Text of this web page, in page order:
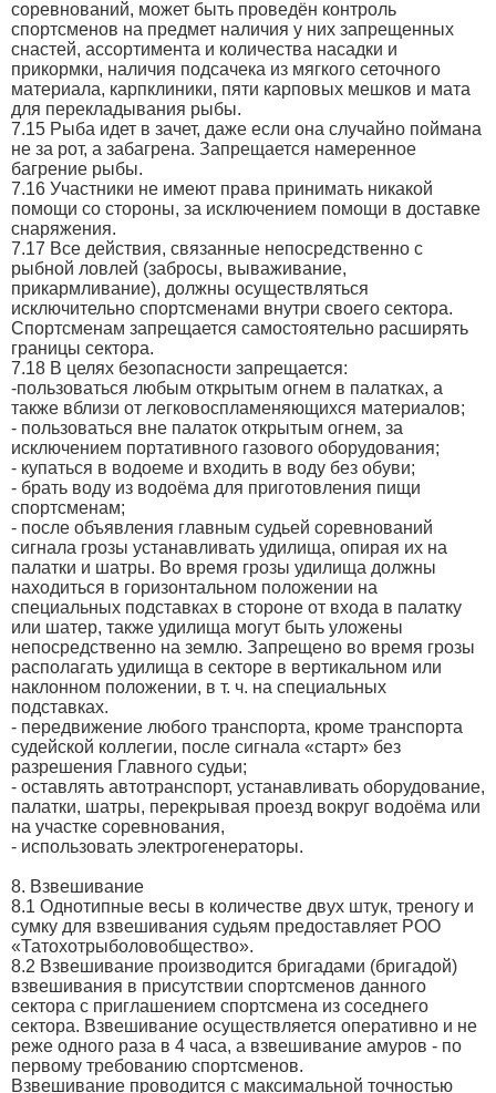
соревнований, может быть проведён контроль
спортсменов на предмет наличия у них запрещенных
снастей, ассортимента и количества насадки и
прикормки, наличия подсачека из мягкого сеточного
материала, карпклиники, пяти карповых мешков и мата
для перекладывания рыбы.
7.15 Рыба идет в зачет, даже если она случайно поймана
не за рот, а забагрена. Запрещается намеренное
багрение рыбы.
7.16 Участники не имеют права принимать никакой
помощи со стороны, за исключением помощи в доставке
снаряжения.
7.17 Все действия, связанные непосредственно с
рыбной ловлей (забросы, вываживание,
прикармливание), должны осуществляться
исключительно спортсменами внутри своего сектора.
Спортсменам запрещается самостоятельно расширять
границы сектора.
7.18 В целях безопасности запрещается:
-пользоваться любым открытым огнем в палатках, а
также вблизи от легковоспламеняющихся материалов;
- пользоваться вне палаток открытым огнем, за
исключением портативного газового оборудования;
- купаться в водоеме и входить в воду без обуви;
- брать воду из водоёма для приготовления пищи
спортсменам;
- после объявления главным судьей соревнований
сигнала грозы устанавливать удилища, опирая их на
палатки и шатры. Во время грозы удилища должны
находиться в горизонтальном положении на
специальных подставках в стороне от входа в палатку
или шатер, также удилища могут быть уложены
непосредственно на землю. Запрещено во время грозы
располагать удилища в секторе в вертикальном или
наклонном положении, в т. ч. на специальных
подставках.
- передвижение любого транспорта, кроме транспорта
судейской коллегии, после сигнала «старт» без
разрешения Главного судьи;
- оставлять автотранспорт, устанавливать оборудование,
палатки, шатры, перекрывая проезд вокруг водоёма или
на участке соревнования,
- использовать электрогенераторы.
8. Взвешивание
8.1 Однотипные весы в количестве двух штук, треногу и
сумку для взвешивания судьям предоставляет РОО
«Татохотрыболовобщество».
8.2 Взвешивание производится бригадами (бригадой)
взвешивания в присутствии спортсменов данного
сектора с приглашением спортсмена из соседнего
сектора. Взвешивание осуществляется оперативно и не
реже одного раза в 4 часа, а взвешивание амуров - по
первому требованию спортсменов.
Взвешивание проводится с максимальной точностью